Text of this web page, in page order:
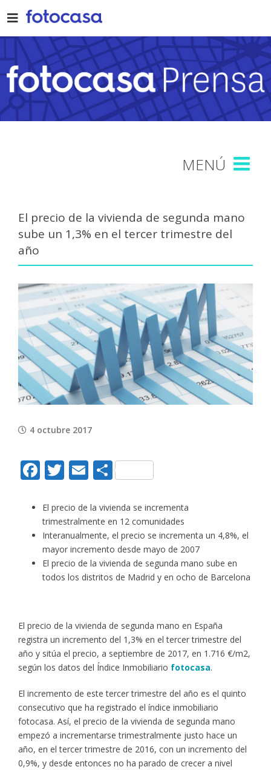
to
content
El precio de la vivienda de segunda mano
sube un 1,3% en el tercer trimestre del
año
View
Larger
Image
4 octubre 2017
Facebook
Twitter
EmailCompartir
El precio de la vivienda se incrementa
trimestralmente en 12 comunidades
Interanualmente, el precio se incrementa un 4,8%, el
mayor incremento desde mayo de 2007
El precio de la vivienda de segunda mano sube en
todos los distritos de Madrid y en ocho de Barcelona
El precio de la vivienda de segunda mano en España
registra un incremento del 1,3% en el tercer trimestre del
año y sitúa el precio, a septiembre de 2017, en 1.716 €/m2,
según los datos del Índice Inmobiliario fotocasa.
El incremento de este tercer trimestre del año es el quinto
consecutivo que ha registrado el índice inmobiliario
fotocasa. Así, el precio de la vivienda de segunda mano
empezó a incrementarse trimestralmente justo hace un
año, en el tercer trimestre de 2016, con un incremento del
0,9%, y desde entonces no ha parado de crecer a nivel